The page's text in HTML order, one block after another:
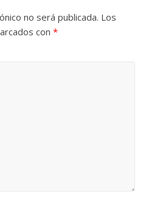
no será publicada. Los
con*